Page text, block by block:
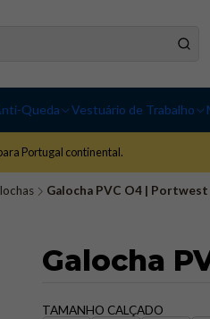
Queda Vestuário de Trabalho
Portugal continental.
Galocha PVC O4 | Portwest
Galocha
TAMANHO CALÇADO